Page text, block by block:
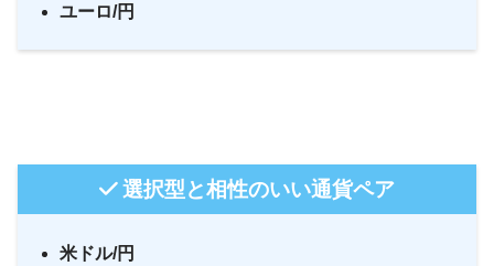
ユーロ/円
選択型と相性のいい通貨ペア
米ドル/円